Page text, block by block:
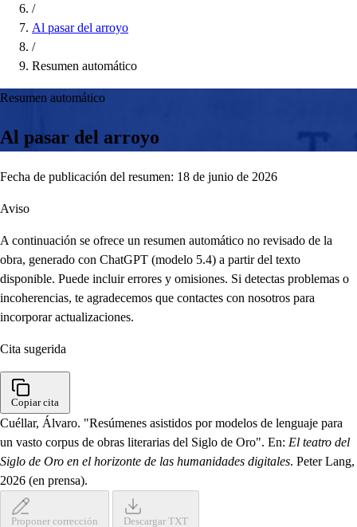
/
Al pasar del arroyo
/
Resumen automático
Resumen automático
Al pasar del arroyo
Fecha de publicación del resumen: 18 de junio de 2026
Aviso
A continuación se ofrece un resumen automático no revisado de la
obra, generado con ChatGPT (modelo 5.4) a partir del texto
disponible. Puede incluir errores y omisiones. Si detectas problemas o
incoherencias, te agradecemos que contactes con nosotros para
incorporar actualizaciones.
Cita sugerida
Copiar cita
Cuéllar, Álvaro. "Resúmenes asistidos por modelos de lenguaje para
un vasto corpus de obras literarias del Siglo de Oro". En: El teatro del
Siglo de Oro en el horizonte de las humanidades digitales. Peter Lang,
2026 (en prensa).
Proponer corrección Descargar TXT